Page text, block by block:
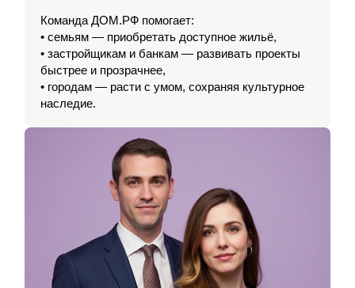
Команда ДОМ.РФ помогает:
• семьям — приобретать доступное жильё,
• застройщикам и банкам — развивать проекты
быстрее и прозрачнее,
• городам — расти с умом, сохраняя культурное
наследие.